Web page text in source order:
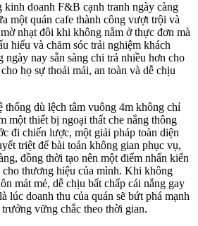
doanh F&B cạnh tranh ngày càng
một quán cafe thành công vượt trội và
nhạt đôi khi không nằm ở thực đơn mà
hiểu và chăm sóc trải nghiệm khách
ngày nay sẵn sàng chi trả nhiều hơn cho
họ sự thoải mái, an toàn và dễ chịu
thống dù lệch tâm vuông 4m không chỉ
một thiết bị ngoại thất che nắng thông
đi chiến lược, một giải pháp toàn diện
triệt để bài toán không gian phục vụ,
đồng thời tạo nên một điểm nhấn kiến
cho thương hiệu của mình. Khi không
mát mẻ, dễ chịu bất chấp cái nắng gay
lúc doanh thu của quán sẽ bứt phá mạnh
vững chắc theo thời gian.